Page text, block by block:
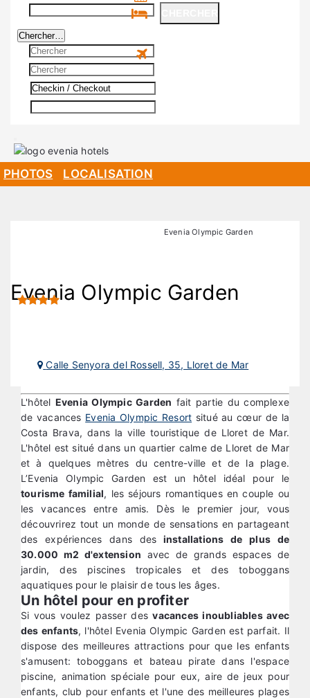
Chercher…
PHOTOS LOCALISATION
Evenia Olympic Garden
Evenia Olympic Garden
Calle Senyora del Rossell, 35, Lloret de Mar
L'hôtel Evenia Olympic Garden fait partie du complexe
de vacances Evenia Olympic Resort situé au cœur de la
Costa Brava, dans la ville touristique de Lloret de Mar.
L'hôtel est situé dans un quartier calme de Lloret de Mar
et à quelques mètres du centre-ville et de la plage.
L’Evenia Olympic Garden est un hôtel idéal pour le
tourisme familial, les séjours romantiques en couple ou
les vacances entre amis. Dès le premier jour, vous
découvrirez tout un monde de sensations en partageant
des expériences dans des installations de plus de
30.000 m2 d'extension avec de grands espaces de
jardin, des piscines tropicales et des toboggans
aquatiques pour le plaisir de tous les âges.
Un hôtel pour en profiter
Si vous voulez passer desvacances inoubliables avec
des enfants, l'hôtel Evenia Olympic Garden est parfait. Il
dispose des meilleures attractions pour que les enfants
s'amusent: toboggans et bateau pirate dans l'espace
piscine, animation spéciale pour eux, aire de jeux pour
enfants, club pour enfants et l'une des meilleures plages